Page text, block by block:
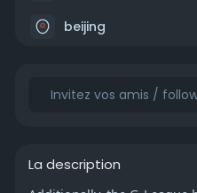
beijing
La description